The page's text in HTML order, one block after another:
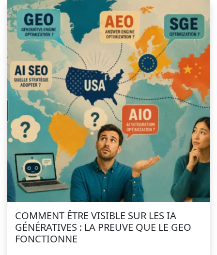
COMMENT ÊTRE VISIBLE SUR LES IA
GÉNÉRATIVES : LA PREUVE QUE LE GEO
FONCTIONNE